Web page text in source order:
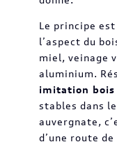
Le principe
l’aspect du
miel, veinage
aluminium.
imitation bois
stables dans
auvergnate,
d’une route